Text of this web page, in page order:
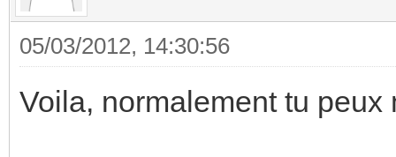
05/03/2012, 14:30:56
Voila, normalement tu peux